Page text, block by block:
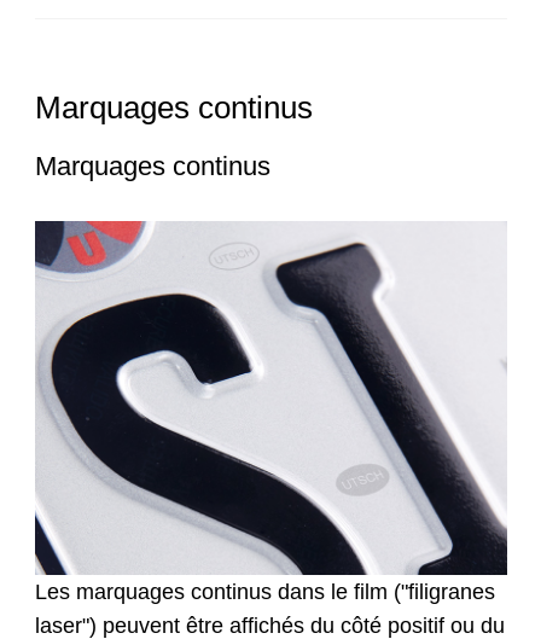
Marquages continus
Marquages continus
Les marquages continus dans le film ("filigranes
laser") peuvent être affichés du côté positif ou du